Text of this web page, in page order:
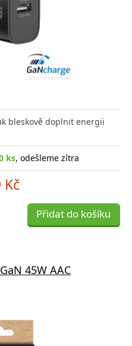
bleskově doplnit energii
ks, odešleme zítra
Kč
Přidat do košíku
45W AAC